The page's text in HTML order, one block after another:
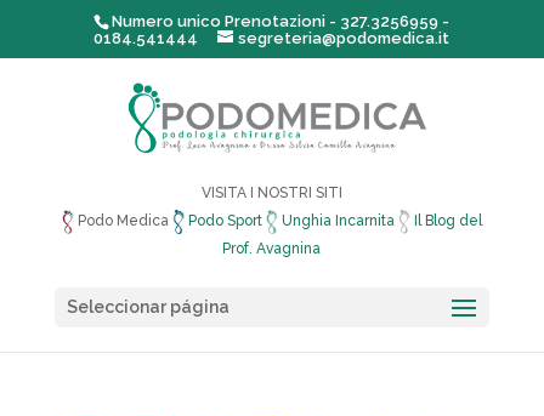
Numero unico Prenotazioni - 327.3256959 -
0184.541444
segreteria@podomedica.it
VISITA I NOSTRI SITI
Podo Medica
Podo Sport Unghia Incarnita
Il Blog del
Prof. Avagnina
Seleccionar página